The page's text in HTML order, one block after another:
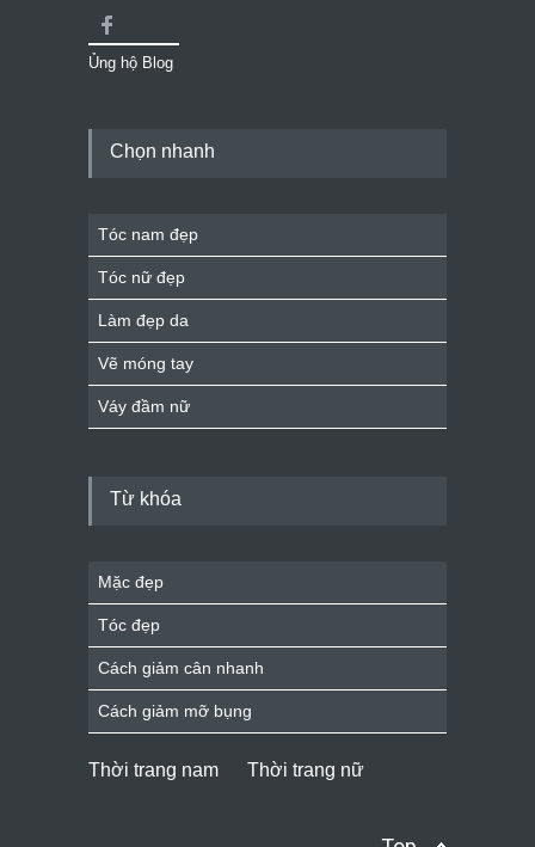
Ủng hộ Blog
Chọn nhanh
Tóc nam đẹp
Tóc nữ đẹp
Làm đẹp da
Vẽ móng tay
Váy đầm nữ
Từ khóa
Mặc đẹp
Tóc đẹp
Cách giảm cân nhanh
Cách giảm mỡ bụng
Thời trang nam Thời trang nữ